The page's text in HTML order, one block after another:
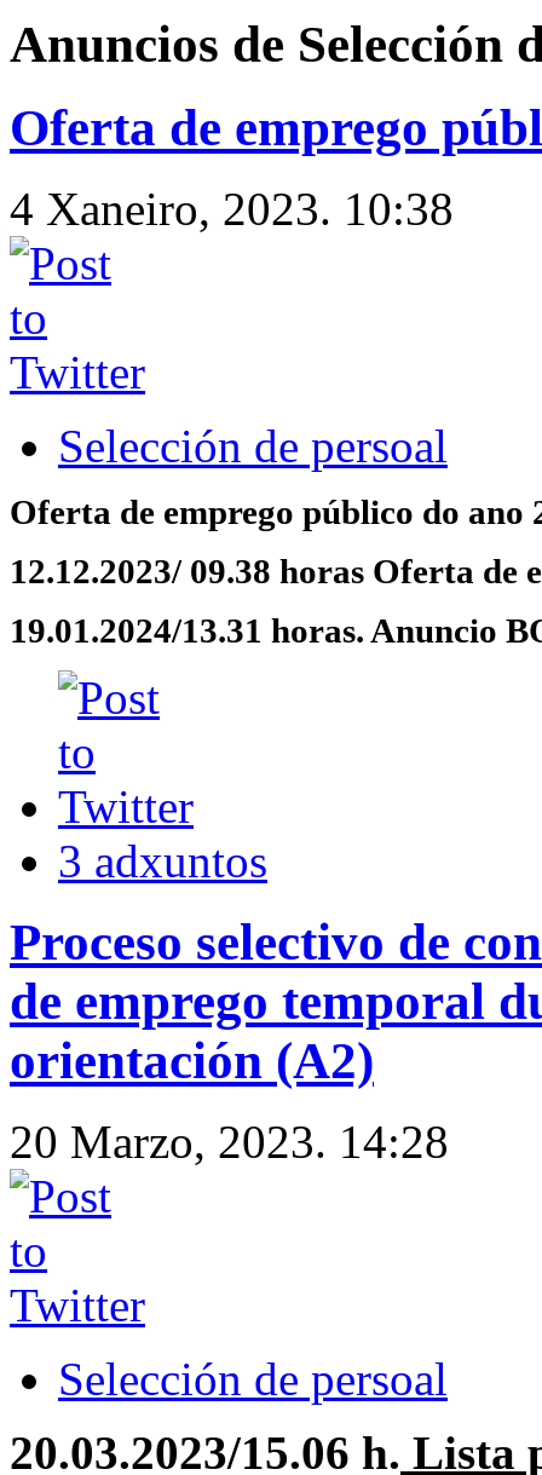
Anuncios de Selección
Oferta de emprego
4 Xaneiro, 2023. 10:38
Selección de persoal
Oferta de emprego público do ano
12.12.2023/ 09.38 horas Oferta de
19.01.2024/13.31 horas. Anuncio
3 adxuntos
Proceso selectivo de
de emprego temporal
orientación (A2)
20 Marzo, 2023. 14:28
Selección de persoal
20.03.2023/15.06 h. Lista